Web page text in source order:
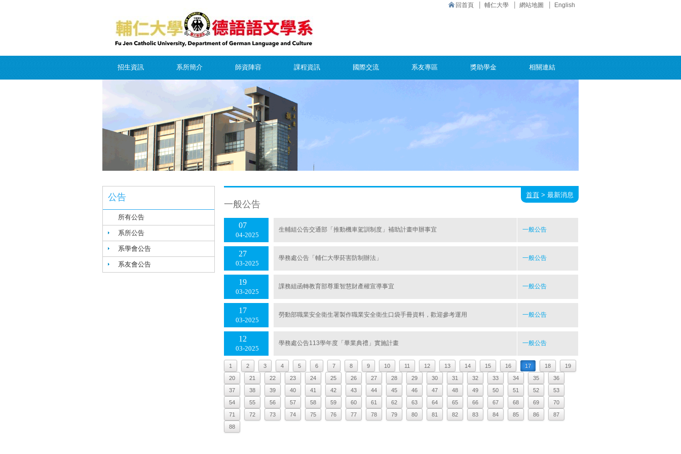
回首頁 輔仁大學 網站地圖 English
招生資訊 系所簡介 師資陣容 課程資訊 國際交流 系友專區 獎助學金 相關連結
公告
所有公告
系所公告
系學會公告
系友會公告
一般公告
首頁 > 最新消息
04 2025
07 生輔組公告交通部「推動機車駕訓制度」補助計畫申辦事宜 一般公告
03 2025
27 學務處公告「輔仁大學菸害防制辦法」 一般公告
03 2025
19 課務組函轉教育部尊重智慧財產權宣導事宜 一般公告
03 2025
17 勞動部職業安全衛生署製作職業安全衛生口袋手冊資料，歡迎參考運用 一般公告
03 2025
12 學務處公告113學年度「畢業典禮」實施計畫 一般公告
1 2 3 4 5 6 7 8 9 10 11 12 13 14 15 16 17 18
19
20
21 22 23 24 25 26 27 28 29 30 31 32 33 34 35
36
37
38 39 40 41 42 43 44 45 46 47 48 49 50 51 52
53
54
55 56 57 58 59 60 61 62 63 64 65 66 67 68 69
70
71
72 73 74 75 76 77 78 79 80 81 82 83 84 85 86
87
88